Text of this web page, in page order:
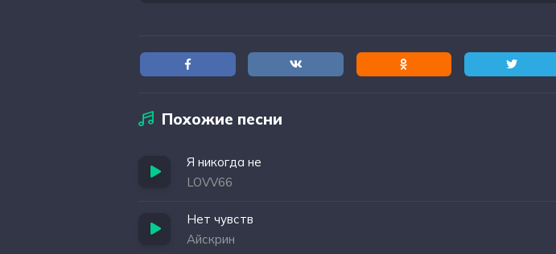
Похожие песни
Я никогда не
LOVV66
Нет чувств
Айскрин